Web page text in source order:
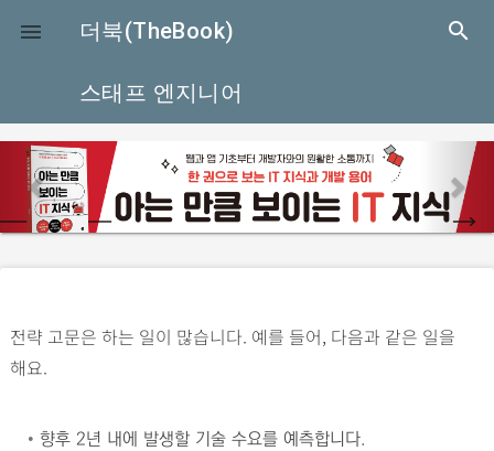
close
 더북(TheBook) search
스태프 엔지니어
p
r
e
u
s
e
x
전략 고문은 하는 일이 많습니다. 예를 들어, 다음과 같은 일을
해요.
• 향후 2년 내에 발생할 기술 수요를 예측합니다.